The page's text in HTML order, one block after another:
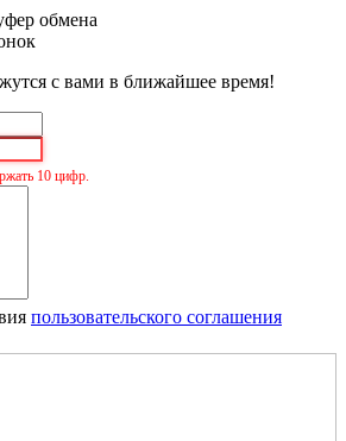
обмена
с вами в ближайшее время!
10 цифр.
пользовательского соглашения